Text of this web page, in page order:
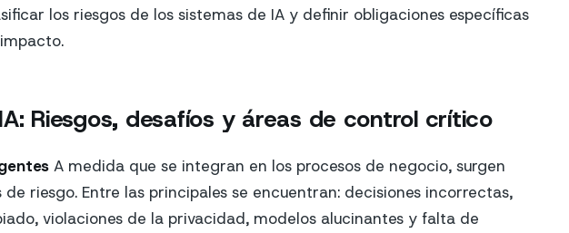
los riesgos de los sistemas de IA y definir obligaciones específicas
Riesgos, desafíos y áreas de control crítico
A medida que se integran en los procesos de negocio, surgen
de riesgo. Entre las principales se encuentran: decisiones incorrectas,
violaciones de la privacidad, modelos alucinantes y falta de